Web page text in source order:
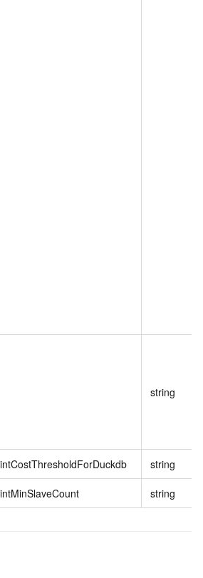
string
string
string